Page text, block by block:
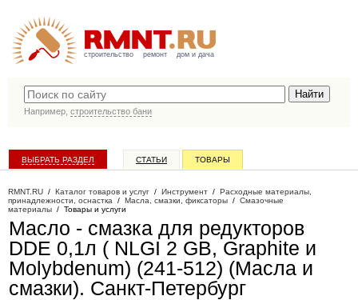
строительство ремонт дом и дача
Например, строительство бани
ВЫБРАТЬ РАЗДЕЛ СТАТЬИ ТОВАРЫ
RMNT.RU / Каталог товаров и услуг / Инструмент / Расходные материалы,
принадлежности, оснастка / Масла, смазки, фиксаторы / Смазочные
материалы / Товары и услуги
Масло - смазка для редукторов
DDE 0,1л ( NLGI 2 GB, Graphite и
Molybdenum) (241-512) (Масла и
смазки). Санкт-Петербург